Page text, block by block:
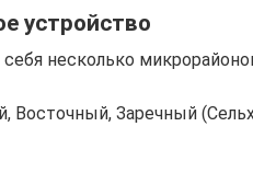
устройство
несколько
Восточный, Заречный